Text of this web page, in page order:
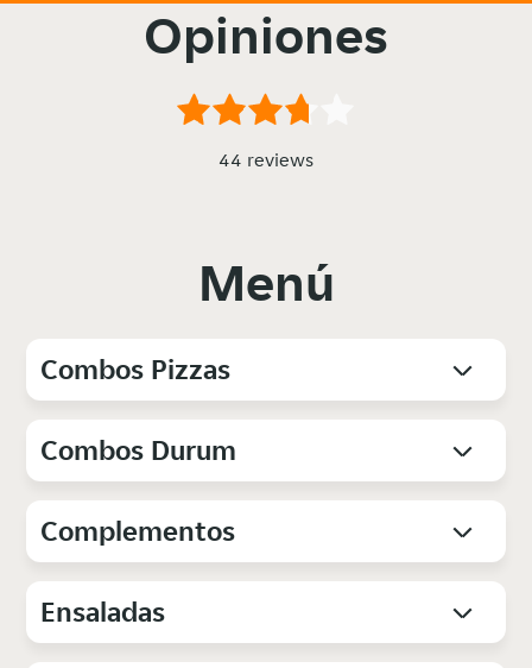
Opiniones
44 reviews
Menú
Combos Pizzas
Combos Durum
Complementos
Ensaladas